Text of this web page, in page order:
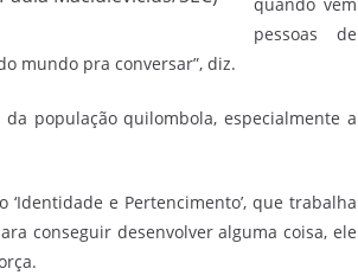
pessoas de
mundo pra conversar”, diz.
população quilombola, especialmente a
e Pertencimento’, que trabalha
conseguir desenvolver alguma coisa, ele